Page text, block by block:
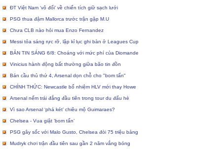
ĐT Việt Nam ‘vô đối’ về chiến tích giữ sạch lưới
PSG thua đậm Mallorca trước trận gặp M.U
Chưa CLB nào hỏi mua Enzo Fernandez
Messi tỏa sáng rực rỡ, lập kỉ lục ghi bàn ở Leagues Cup
BẢN TIN SÁNG 6/8: Choáng với mức phí của Diomande
Vinicius hành động bất thường giữa bão tin đồn
Bán cầu thủ thứ 4, Arsenal dọn chỗ cho "bom tấn"
CHÍNH THỨC: Newcastle bổ nhiệm HLV mới thay Howe
Arsenal nếm trái đắng đầu tiên trong tour du đấu hè
Vì sao Arsenal ‘phá két’ chiêu mộ Guimaraes?
Chelsea - Vua giật ‘bom tấn’
PSG gây sốc với Malo Gusto, Chelsea đòi 75 triệu bảng
Mudryk chơi trận đầu tiên sau gần 2 năm vắng bóng